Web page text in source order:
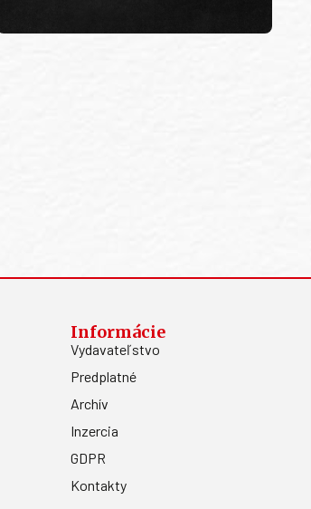
Informácie
Vydavateľstvo
Predplatné
Archív
Inzercia
GDPR
Kontakty